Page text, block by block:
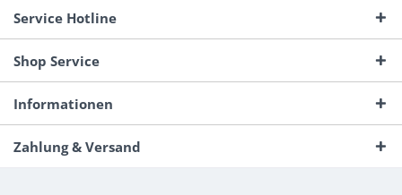
Service Hotline
Shop Service
Informationen
Zahlung & Versand